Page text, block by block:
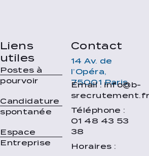
Liens
utiles
Postes à
pourvoir
Candidature
spontanée
Espace
Entreprise
Contact
14 Av. de
l’Opéra,
75001 Paris
Email : info@b-
Téléphone :
01 48 43 53
38
Horaires :